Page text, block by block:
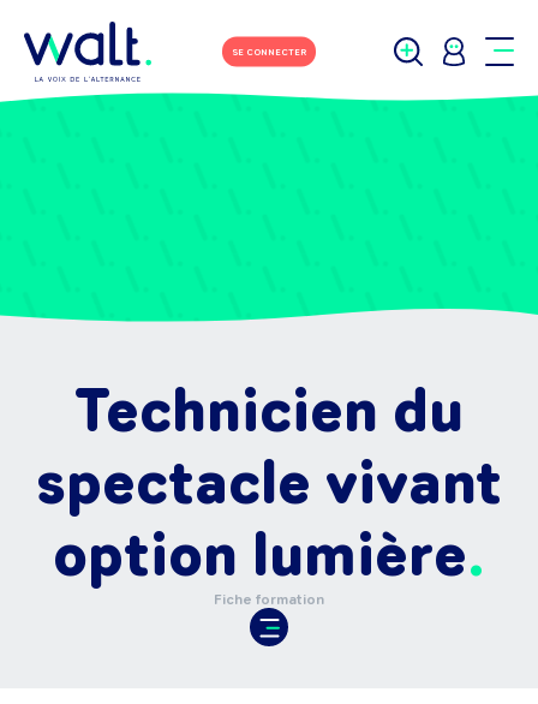
SE CONNECTER
Technicien du
spectacle vivant
option lumière
Fiche formation